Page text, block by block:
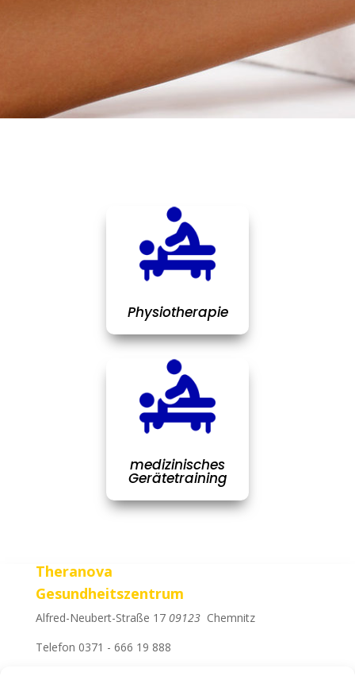
Physiotherapie
medizinisches
Gerätetraining
Theranova
Gesundheitszentrum
Alfred-Neubert-Straße 17 09123 Chemnitz
Telefon 0371 - 666 19 888